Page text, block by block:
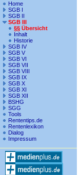
Home
SGB I
SGB II
SGB III
§§ Übersicht
Inhalt
Historie
SGB IV
SGB V
SGB VI
SGB VII
SGB VIII
SGB IX
SGB X
SGB XI
SGB XII
BSHG
SGG
Tools
Rententips.de
Rentenlexikon
Dialog
Impressum